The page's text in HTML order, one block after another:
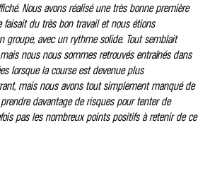
Nous avons réalisé une très bonne première
faisait du très bon travail et nous étions
groupe, avec un rythme solide. Tout semblait
nous nous sommes retrouvés entraînés dans
lorsque la course est devenue plus
mais nous avons tout simplement manqué de
davantage de risques pour tenter de
pas les nombreux points positifs à retenir de ce